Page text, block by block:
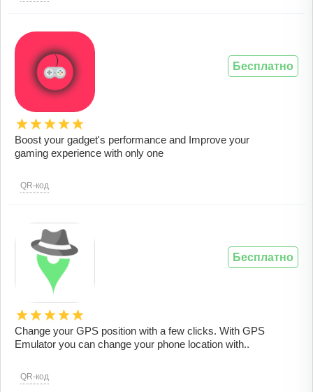
Boost your gadget's performance and Improve your
gaming experience with only one
QR-код
Бесплатно
Change your GPS position with a few clicks. With GPS
Emulator you can change your phone location with..
QR-код
Бесплатно